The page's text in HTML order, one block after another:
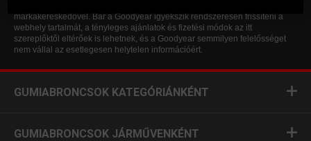
márkakereskedővel. Bár a Goodyear igyekszik rendszeresen frissíteni a
webhely tartalmát, a tényleges ajánlatok és fizetési módok az itt
szereplőktől eltérőek is lehetnek, és a Goodyear semmilyen felelősséget
nem vállal az esetlegesen helytelen információért.
GUMIABRONCSOK KATEGÓRIÁNKÉNT
GUMIABRONCSOK JÁRMŰVENKÉNT